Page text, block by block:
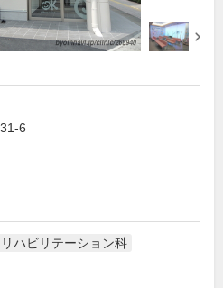
6
リハビリテーション科